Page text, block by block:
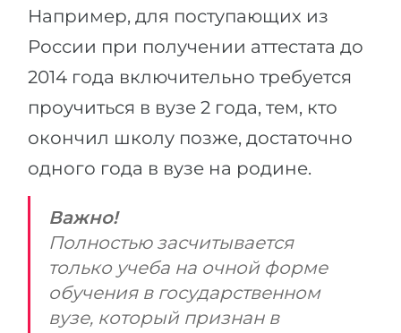
Например, для поступающих из
России при получении аттестата до
2014 года включительно требуется
проучиться в вузе 2 года, тем, кто
окончил школу позже, достаточно
одного года в вузе на родине.
Важно!
Полностью засчитывается
только учеба на очной форме
обучения в государственном
вузе, который признан в